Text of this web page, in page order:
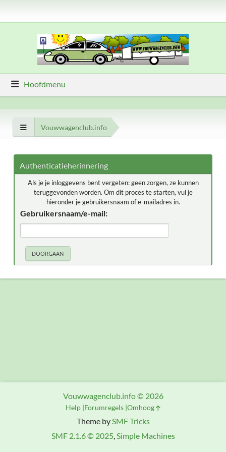
Hoofdmenu
Vouwwagenclub.info
Authenticatieherinnering
Als je je inloggevens bent vergeten: geen zorgen, ze kunnen
teruggevonden worden. Om dit proces te starten, vul je
hieronder je gebruikersnaam of e-mailadres in.
Gebruikersnaam/e-mail:
Theme bySMF Tricks
SMF 2.1.6 © 2025,Simple Machines
Vouwwagenclub.info © 2026
Help Forumregels Omhoog